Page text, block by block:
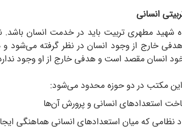
انسانی
شهید مطهری تربیت باید در خدمت انسان
هدفی خارج از وجود انسان در نظر گرفته می‌شود
انسان مقصد است و هدفی خارج از او وجود
مکتب در دو حوزه محدود می‌شود:
استعدادهای انسانی و پرورش آن‌ها
نظامی که میان استعدادهای انسانی هماهنگی